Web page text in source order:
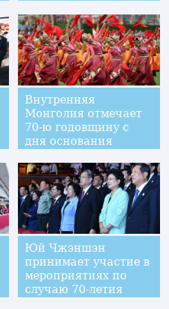
Внутренняя
Монголия отмечает
70-ю годовщину с
дня основания
Юй Чжэншэн
принимает участие в
мероприятиях по
случаю 70-летия